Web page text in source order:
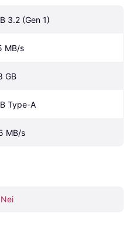
3.2 (Gen 1)
MB/s
GB
Type-A
MB/s
Nei